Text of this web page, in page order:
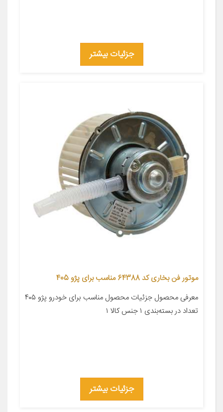
جزئیات بیشتر
موتور فن بخاری کد 64388 مناسب برای پژو 405
معرفی محصول جزئیات محصول مناسب برای خودرو پژو ۴۰۵
تعداد در بسته‌بندی ۱ جنس کالا ۱
جزئیات بیشتر